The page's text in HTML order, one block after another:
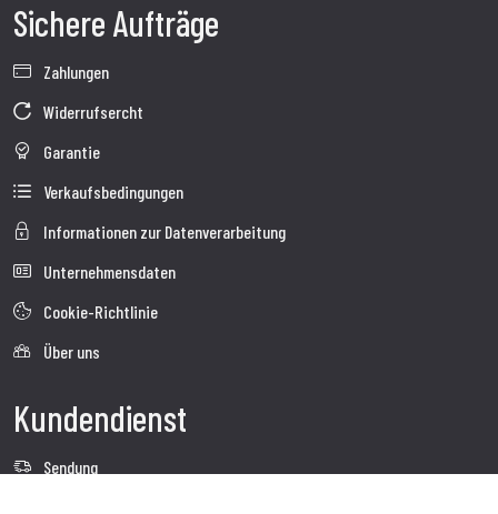
Sichere Aufträge
Zahlungen
Widerrufsercht
Garantie
Verkaufsbedingungen
Informationen zur Datenverarbeitung
Unternehmensdaten
Cookie-Richtlinie
Über uns
Kundendienst
Sendung